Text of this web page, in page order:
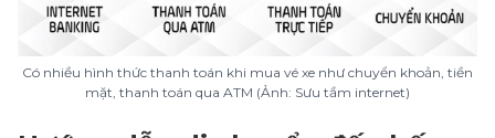
Có nhiều hình thức thanh toán khi mua vé xe như chuyển khoản, tiền
mặt, thanh toán qua ATM (Ảnh: Sưu tầm internet)